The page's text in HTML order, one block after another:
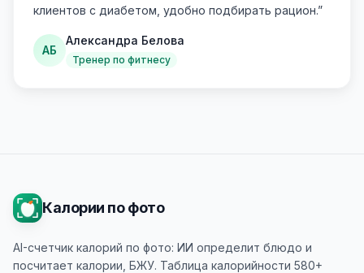
клиентов с диабетом, удобно подбирать рацион.”
АБ
Александра Белова
Тренер по фитнесу
Калории по фото
AI-счетчик калорий по фото: ИИ определит блюдо и
посчитает калории, БЖУ. Таблица калорийности 580+